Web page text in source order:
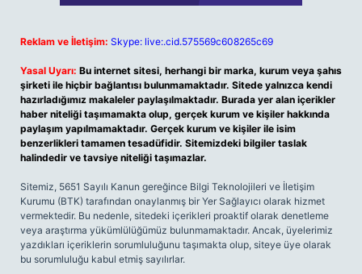
Reklam ve İletişim: Skype: live:.cid.575569c608265c69
Yasal Uyarı: Bu internet sitesi, herhangi bir marka, kurum veya şahıs
şirketi ile hiçbir bağlantısı bulunmamaktadır. Sitede yalnızca kendi
hazırladığımız makaleler paylaşılmaktadır. Burada yer alan içerikler
haber niteliği taşımamakta olup, gerçek kurum ve kişiler hakkında
paylaşım yapılmamaktadır. Gerçek kurum ve kişiler ile isim
benzerlikleri tamamen tesadüfidir. Sitemizdeki bilgiler taslak
halindedir ve tavsiye niteliği taşımazlar.
Sitemiz, 5651 Sayılı Kanun gereğince Bilgi Teknolojileri ve İletişim
Kurumu (BTK) tarafından onaylanmış bir Yer Sağlayıcı olarak hizmet
vermektedir. Bu nedenle, sitedeki içerikleri proaktif olarak denetleme
veya araştırma yükümlülüğümüz bulunmamaktadır. Ancak, üyelerimiz
yazdıkları içeriklerin sorumluluğunu taşımakta olup, siteye üye olarak
bu sorumluluğu kabul etmiş sayılırlar.